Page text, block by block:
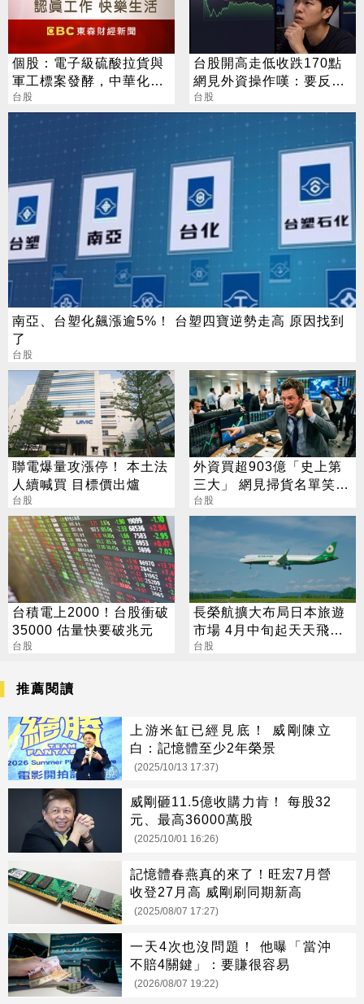
個股：電子級硫酸拉貨與
軍工標案發酵，中華化
(1727)下半年營運衝高峰
台股
台股開高走低收跌170點
網見外資操作嘆：要反轉
了嗎？
台股
南亞、台塑化飆漲逾5%！ 台塑四寶逆勢走高 原因找到
了
台股
聯電爆量攻漲停！ 本土法
人續喊買 目標價出爐
台股
外資買超903億「史上第
三大」 網見掃貨名單笑：
不懂在幹嘛
台股
台積電上2000！台股衝破
35000 估量快要破兆元
台股
長榮航擴大布局日本旅遊
市場 4月中旬起天天飛北
陸
台股
推薦閱讀
上游米缸已經見底！ 威剛陳立
白：記憶體至少2年榮景
(2025/10/13 17:37)
威剛砸11.5億收購力肯！ 每股32
元、最高36000萬股
(2025/10/01 16:26)
記憶體春燕真的來了！旺宏7月營
收登27月高 威剛刷同期新高
(2025/08/07 17:27)
一天4次也沒問題！ 他曝「當沖
不賠4關鍵」：要賺很容易
(2026/08/07 19:22)